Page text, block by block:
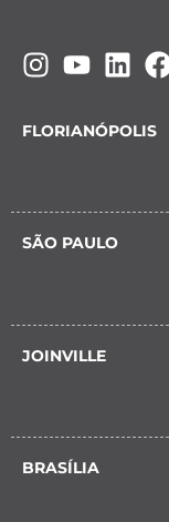
FLORIANÓPOLIS
SÃO PAULO
JOINVILLE
BRASÍLIA